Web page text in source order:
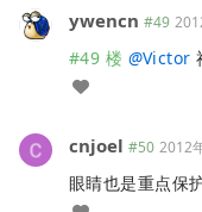
ywencn #49
#49 楼 @Victor
cnjoel #50 2012
眼睛也是重点保